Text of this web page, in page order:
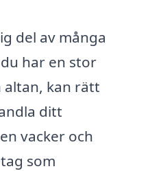
del av många
har en stor
kan rätt
ditt
vacker och
som